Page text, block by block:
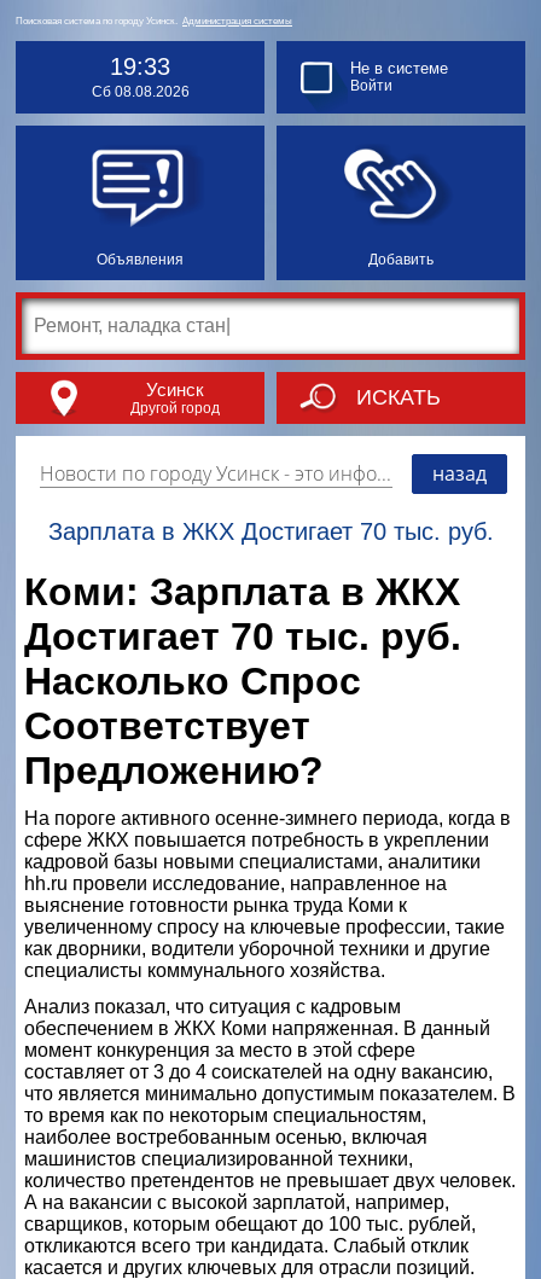
Поисковая система по городу Усинск. Администрация системы
19:33
Сб 08.08.2026
Объявления Добавить
Не в системе
Войти
Усинск
Другой город ИСКАТЬ
Новости по городу Усинск- это информация о событиях, мероприятиях и торгово-коммерческой деятельности города. Страницу наполняют платные и бесплатные объявления, имеющие функцию "поднятия вверх списка". назад
Зарплата в ЖКХ Достигает 70 тыс. руб.
Коми: Зарплата в ЖКХ
Достигает 70 тыс. руб.
Насколько Спрос
Соответствует
Предложению?
На пороге активного осенне-зимнего периода, когда в
сфере ЖКХ повышается потребность в укреплении
кадровой базы новыми специалистами, аналитики
hh.ru провели исследование, направленное на
выяснение готовности рынка труда Коми к
увеличенному спросу на ключевые профессии, такие
как дворники, водители уборочной техники и другие
специалисты коммунального хозяйства.
Анализ показал, что ситуация с кадровым
обеспечением в ЖКХ Коми напряженная. В данный
момент конкуренция за место в этой сфере
составляет от 3 до 4 соискателей на одну вакансию,
что является минимально допустимым показателем. В
то время как по некоторым специальностям,
наиболее востребованным осенью, включая
машинистов специализированной техники,
количество претендентов не превышает двух человек.
А на вакансии с высокой зарплатой, например,
сварщиков, которым обещают до 100 тыс. рублей,
откликаются всего три кандидата. Слабый отклик
касается и других ключевых для отрасли позиций.